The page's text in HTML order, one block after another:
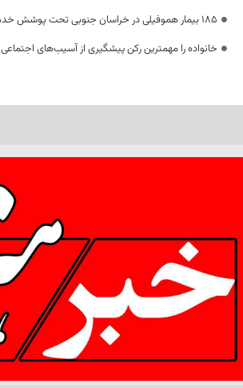
۱۸۵ بیمار هموفیلی در خراسان جنوبی تحت پوشش خدمات بیمه سلامت قرار دارند
خانواده را مهمترین رکن پیشگیری از آسیب‌های اجتماعی